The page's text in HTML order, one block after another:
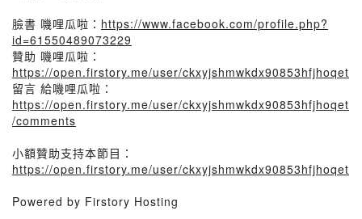
臉書 嘰哩瓜啦： https://www.facebook.com/profile.php?
id=61550489073229
贊助 嘰哩瓜啦：
https://open.firstory.me/user/ckxyjshmwkdx90853hfjhoqet
留言 給嘰哩瓜啦：
https://open.firstory.me/user/ckxyjshmwkdx90853hfjhoqet
/comments
小額贊助支持本節目：
https://open.firstory.me/user/ckxyjshmwkdx90853hfjhoqet
Powered by Firstory Hosting